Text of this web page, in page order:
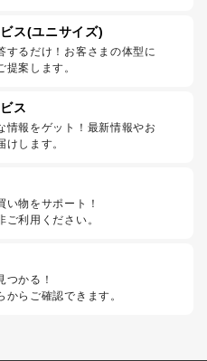
ス(ユニサイズ)
するだけ！お客さまの体型に
案します。
ス
情報をゲット！最新情報やお
します。
い物をサポート！
利用ください。
つかる！
らご確認できます。